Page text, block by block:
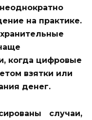
на практике.
когда цифровые
взятки или
денег.
случаи,